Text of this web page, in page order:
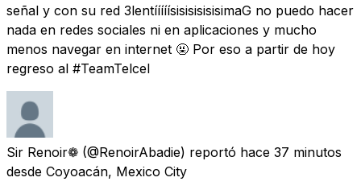
señal y con su red 3lentííííísisisisisisimaG no puedo hacer
nada en redes sociales ni en aplicaciones y mucho
menos navegar en internet 🤬 Por eso a partir de hoy
regreso al #TeamTelcel
Sir Renoir❁ (@RenoirAbadie) reportó hace 37 minutos
desde Coyoacán, Mexico City